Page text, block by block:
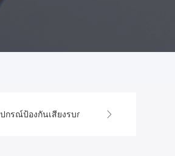
เครื่องตรวจจับเครื่องบินไร้คนขับ